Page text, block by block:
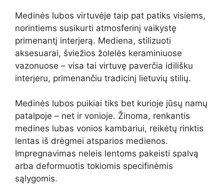
Medinės lubos virtuvėje taip pat patiks visiems,
norintiems susikurti atmosferinį vaikystę
primenantį interjerą. Mediena, stilizuoti
aksesuarai, šviežios žolelės keraminiuose
vazonuose – visa tai virtuvę paverčia idilišku
interjeru, primenančiu tradicinį lietuvių stilių.
Medinės lubos puikiai tiks bet kurioje jūsų namų
patalpoje – net ir vonioje. Žinoma, renkantis
medines lubas vonios kambariui, reikėtų rinktis
lentas iš drėgmei atsparios medienos.
Impregnavimas neleis lentoms pakeisti spalvą
arba deformuotis tokiomis specifinėmis
sąlygomis.